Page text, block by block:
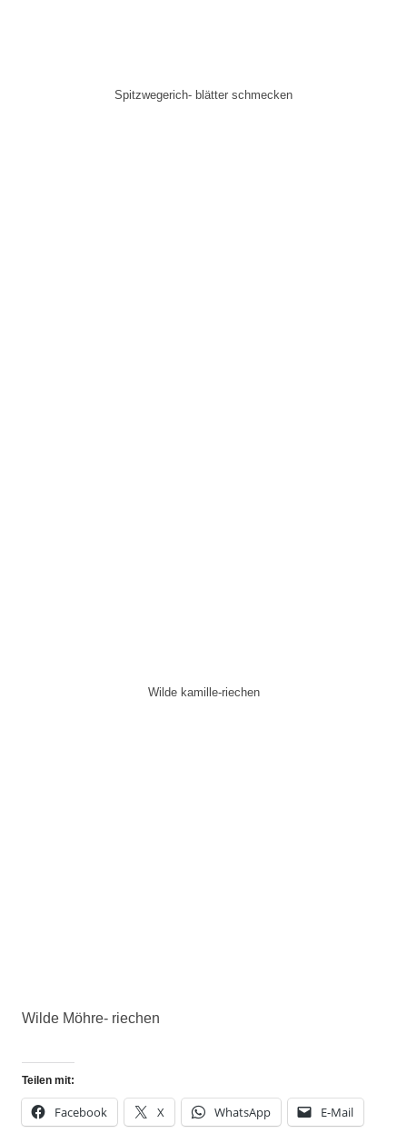
Spitzwegerich- blätter schmecken
Wilde kamille-riechen
Wilde Möhre- riechen
Teilen mit:
Facebook X WhatsApp E-Mail